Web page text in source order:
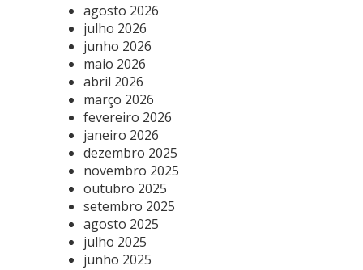
agosto 2026
julho 2026
junho 2026
maio 2026
abril 2026
março 2026
fevereiro 2026
janeiro 2026
dezembro 2025
novembro 2025
outubro 2025
setembro 2025
agosto 2025
julho 2025
junho 2025